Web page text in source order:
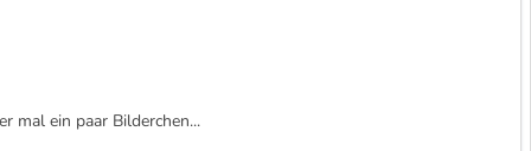
mal ein paar Bilderchen...